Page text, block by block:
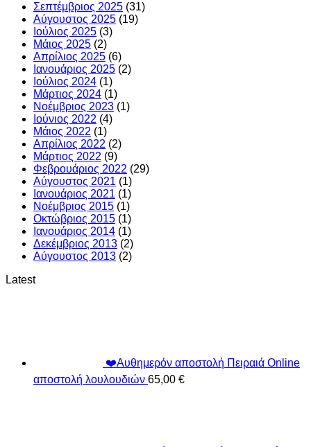
Σεπτέμβριος 2025 (31)
Αύγουστος 2025 (19)
Ιούλιος 2025 (3)
Μάιος 2025 (2)
Απρίλιος 2025 (6)
Ιανουάριος 2025 (2)
Ιούλιος 2024 (1)
Μάρτιος 2024 (1)
Νοέμβριος 2023 (1)
Ιούνιος 2022 (4)
Μάιος 2022 (1)
Απρίλιος 2022 (2)
Μάρτιος 2022 (9)
Φεβρουάριος 2022 (29)
Αύγουστος 2021 (1)
Ιανουάριος 2021 (1)
Νοέμβριος 2015 (1)
Οκτώβριος 2015 (1)
Ιανουάριος 2014 (1)
Δεκέμβριος 2013 (2)
Αύγουστος 2013 (2)
Latest
❤️Αυθημερόν αποστολή Πειραιά Online
αποστολή λουλουδιών 65,00 €